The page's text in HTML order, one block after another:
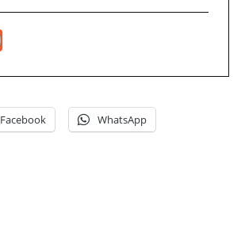
Facebook WhatsApp